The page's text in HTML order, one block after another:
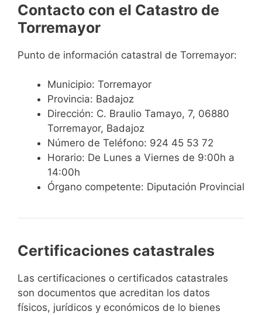
Contacto con el Catastro de
Torremayor
Punto de información catastral de Torremayor:
Municipio: Torremayor
Provincia: Badajoz
Dirección: C. Braulio Tamayo, 7, 06880
Torremayor, Badajoz
Número de Teléfono: 924 45 53 72
Horario: De Lunes a Viernes de 9:00h a
14:00h
Órgano competente: Diputación Provincial
Certificaciones catastrales
Las certificaciones o certificados catastrales
son documentos que acreditan los datos
físicos, jurídicos y económicos de lo bienes